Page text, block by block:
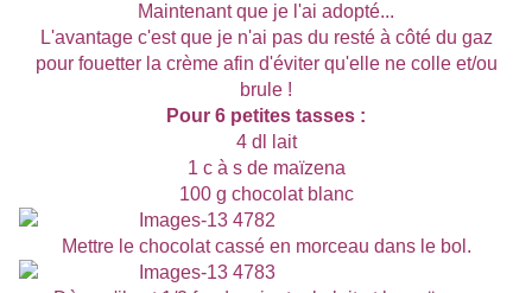
Maintenant que je l'ai adopté...
L'avantage c'est que je n'ai pas du resté à côté du gaz
pour fouetter la crème afin d'éviter qu'elle ne colle et/ou
brule !
Pour 6 petites tasses :
4 dl lait
1 c à s de maïzena
100 g chocolat blanc
Mettre le chocolat cassé en morceau dans le bol.